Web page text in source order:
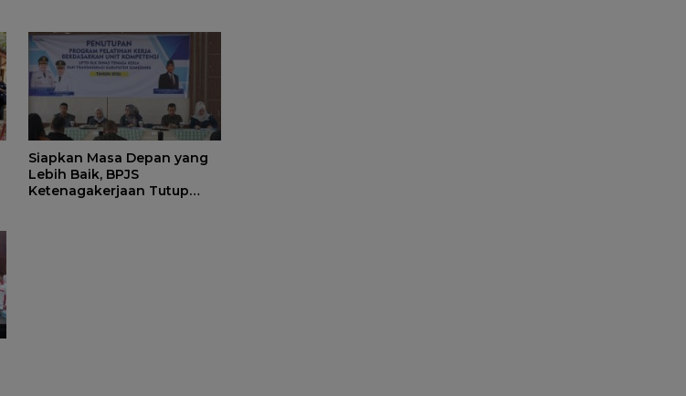
Siapkan Masa Depan yang
Lebih Baik, BPJS
Ketenagakerjaan Tutup